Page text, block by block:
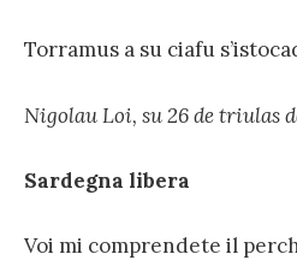
Torramus a su ciafu
Nigolau Loi, su 26 de triulas
Sardegna libera
Voi mi comprendete il